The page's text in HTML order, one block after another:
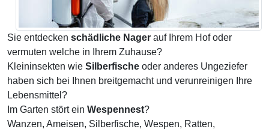
Sie entdecken schädliche Nager auf Ihrem Hof oder
vermuten welche in Ihrem Zuhause?
Kleininsekten wie Silberfische oder anderes Ungeziefer
haben sich bei Ihnen breitgemacht und verunreinigen Ihre
Lebensmittel?
Im Garten stört ein Wespennest?
Wanzen, Ameisen, Silberfische, Wespen, Ratten,